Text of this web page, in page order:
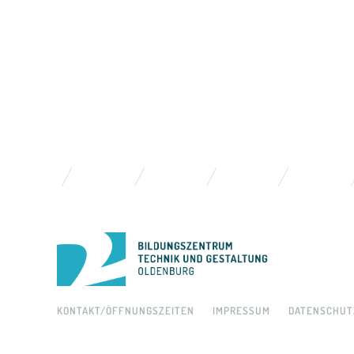
KONTAKT/ÖFFNUNGSZEITEN IMPRESSUM